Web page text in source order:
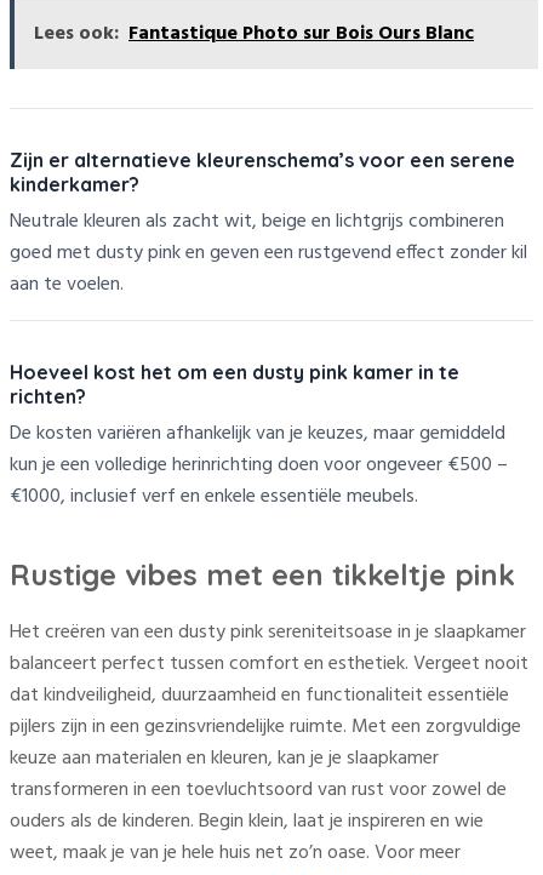
Lees ook: Fantastique Photo sur Bois Ours Blanc
Zijn er alternatieve kleurenschema’s voor een serene
kinderkamer?
Neutrale kleuren als zacht wit, beige en lichtgrijs combineren
goed met dusty pink en geven een rustgevend effect zonder kil
aan te voelen.
Hoeveel kost het om een dusty pink kamer in te
richten?
De kosten variëren afhankelijk van je keuzes, maar gemiddeld
kun je een volledige herinrichting doen voor ongeveer €500 –
€1000, inclusief verf en enkele essentiële meubels.
Rustige vibes met een tikkeltje pink
Het creëren van een dusty pink sereniteitsoase in je slaapkamer
balanceert perfect tussen comfort en esthetiek. Vergeet nooit
dat kindveiligheid, duurzaamheid en functionaliteit essentiële
pijlers zijn in een gezinsvriendelijke ruimte. Met een zorgvuldige
keuze aan materialen en kleuren, kan je je slaapkamer
transformeren in een toevluchtsoord van rust voor zowel de
ouders als de kinderen. Begin klein, laat je inspireren en wie
weet, maak je van je hele huis net zo’n oase. Voor meer